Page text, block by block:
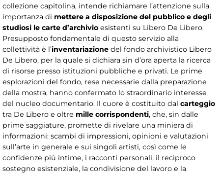
collezione capitolina, intende richiamare l’attenzione sulla
importanza di mettere a disposizione del pubblico e degli
studiosi le carte d’archivio esistenti su Libero De Libero.
Presupposto fondamentale di questo servizio alla
collettività è l’inventariazione del fondo archivistico Libero
De Libero, per la quale si dichiara sin d’ora aperta la ricerca
di risorse presso istituzioni pubbliche e privati. Le prime
esplorazioni del fondo, rese necessarie dalla preparazione
della mostra, hanno confermato lo straordinario interesse
del nucleo documentario. Il cuore è costituito dal carteggio
tra De Libero e oltre mille corrispondenti, che, sin dalle
prime saggiature, promette di rivelare una miniera di
informazioni: scambi di impressioni, opinioni e valutazioni
sull’arte in generale e sui singoli artisti, così come le
confidenze più intime, i racconti personali, il reciproco
sostegno esistenziale, la condivisione del lavoro e la